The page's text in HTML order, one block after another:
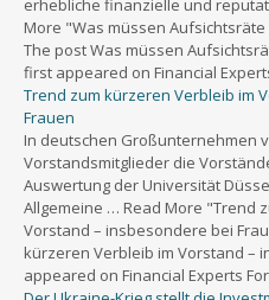
erhebliche finanzielle und
More "Was müssen
The post Was müssen
first appeared on Financial
Trend zum kürzeren Verbleib im
Frauen
In deutschen Großunternehmen
Vorstandsmitglieder die
Auswertung der Universität
Allgemeine … Read More "Trend
Vorstand – insbesondere bei
kürzeren Verbleib im Vorstand –
appeared on Financial Experts